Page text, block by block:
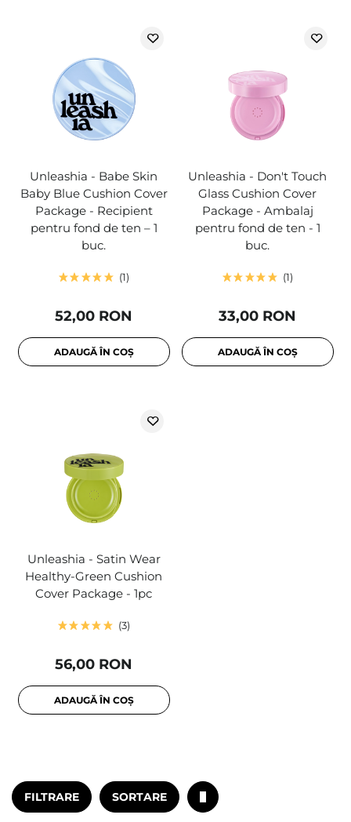
Unleashia - Babe Skin
Baby Blue Cushion Cover
Package - Recipient
pentru fond de ten – 1
buc.
1
52,00 RON
ADAUGĂ ÎN COȘ
Unleashia - Don't Touch
Glass Cushion Cover
Package - Ambalaj
pentru fond de ten - 1
buc.
1
33,00 RON
ADAUGĂ ÎN COȘ
Unleashia - Satin Wear
Healthy-Green Cushion
Cover Package - 1pc
3
56,00 RON
ADAUGĂ ÎN COȘ
FILTRARE SORTARE